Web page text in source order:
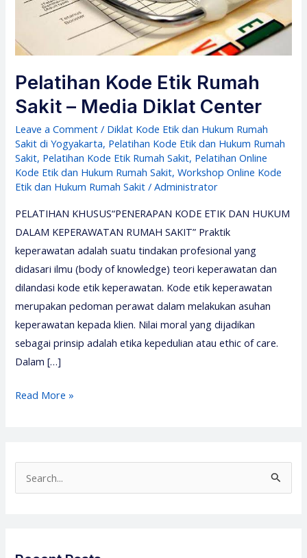
Pelatihan Kode Etik Rumah
Sakit – Media Diklat Center
Leave a Comment / Diklat Kode Etik dan Hukum Rumah
Sakit di Yogyakarta, Pelatihan Kode Etik dan Hukum Rumah
Sakit, Pelatihan Kode Etik Rumah Sakit, Pelatihan Online
Kode Etik dan Hukum Rumah Sakit,Workshop Online Kode
Etik dan Hukum Rumah Sakit /Administrator
PELATIHAN KHUSUS“PENERAPAN KODE ETIK DAN HUKUM
DALAM KEPERAWATAN RUMAH SAKIT” Praktik
keperawatan adalah suatu tindakan profesional yang
didasari ilmu (body of knowledge) teori keperawatan dan
dilandasi kode etik keperawatan. Kode etik keperawatan
merupakan pedoman perawat dalam melakukan asuhan
keperawatan kepada klien. Nilai moral yang dijadikan
sebagai prinsip adalah etika kepedulian atau ethic of care.
Dalam […]
Pelatihan
Read More »
e